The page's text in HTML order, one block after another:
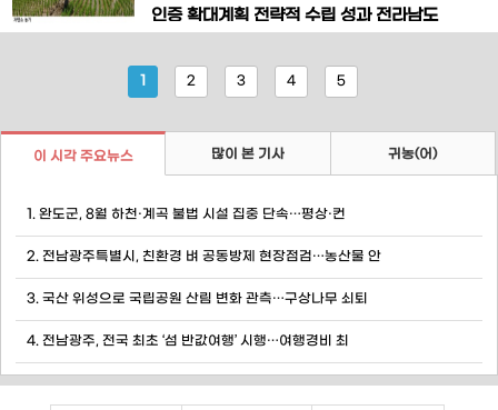
알려져 있다. 영광읍에서 블루베리를 재배
하다 2000년대 초 귀농해 농업에 입문했
다. 2001년 오디 농사로
인증 확대계획 전략적 수립 성과 전라남도
처음으로 설정한 저탄소 농산물 인증 면적
전국 1위 목표 달성에 청신호가 켜졌다고
남도의 올 하반기 저탄소 농산물 인증 신
규 신청 면적이 전국 92%를 차지하는 2
1 2 3 4 5
이 시각 주요뉴스 많이 본 기사 귀농(어)
1. 완도군, 8월 하천·계곡 불법 시설 집중 단속…평상·컨
2. 전남광주특별시, 친환경 벼 공동방제 현장점검…농산물 안
3. 국산 위성으로 국립공원 산림 변화 관측…구상나무 쇠퇴
4. 전남광주, 전국 최초 ‘섬 반값여행’ 시행…여행경비 최